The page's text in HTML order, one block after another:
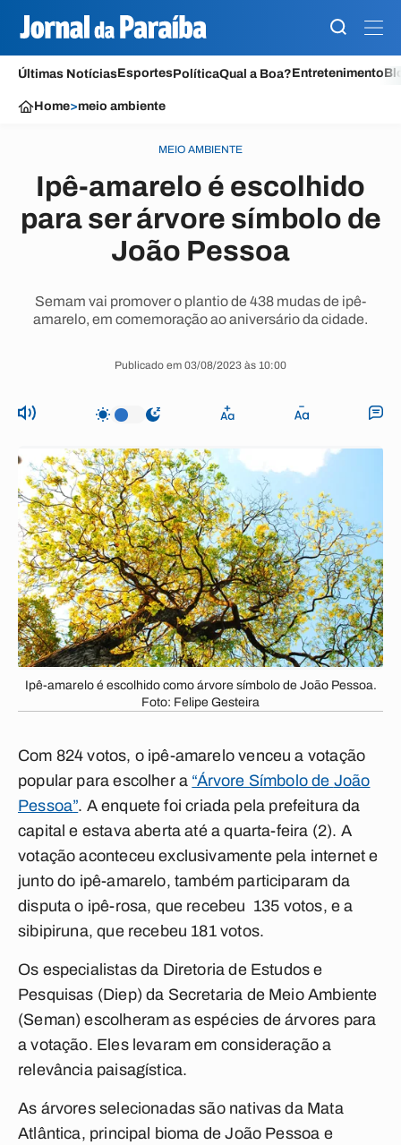
Últimas NotíciasEsportesPolíticaQual a Boa?Entretenimento
Home>meio ambiente
MEIO AMBIENTE
Ipê-amarelo é escolhido
para ser árvore símbolo de
João Pessoa
Semam vai promover o plantio de 438 mudas de ipê-
amarelo, em comemoração ao aniversário da cidade.
Publicado em 03/08/2023 às 10:00
Ipê-amarelo é escolhido como árvore símbolo de João Pessoa.
Foto: Felipe Gesteira
Com 824 votos, o ipê-amarelo venceu a votação
popular para escolher a “Árvore Símbolo de João
Pessoa”. A enquete foi criada pela prefeitura da
capital e estava aberta até a quarta-feira (2). A
votação aconteceu exclusivamente pela internet e
junto do ipê-amarelo, também participaram da
disputa o ipê-rosa, que recebeu 135 votos, e a
sibipiruna, que recebeu 181 votos.
Os especialistas da Diretoria de Estudos e
Pesquisas (Diep) da Secretaria de Meio Ambiente
(Seman) escolheram as espécies de árvores para
a votação. Eles levaram em consideração a
relevância paisagística.
As árvores selecionadas são nativas da Mata
Atlântica, principal bioma deJoão Pessoa e